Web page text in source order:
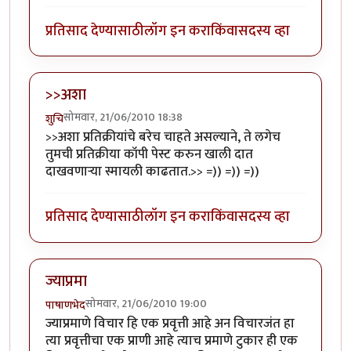
प्रतिसाद देण्यासाठीलॉग इन कराकिंवासदस्य व्हा
>>अशा
शुचिसोमवार, 21/06/2010 18:38
>>अशा प्रतिक्रीयांचे बरेच चाहते असल्याने, ते लगेच
तुमची प्रतिक्रीया कॉपी पेस्ट करुन खाली दात
दाखवणार्‍या स्मायली काढतात.>> =)) =)) =))
प्रतिसाद देण्यासाठीलॉग इन कराकिंवासदस्य व्हा
ज्याप्रमा
पाषाणभेदसोमवार, 21/06/2010 19:00
ज्याप्रमाणे विचार हि एक प्रवृत्ती आहे अन विचारजंत हा
त्या प्रवृत्तीचा एक प्राणी आहे त्याच प्रमाणे टुकार ही एक